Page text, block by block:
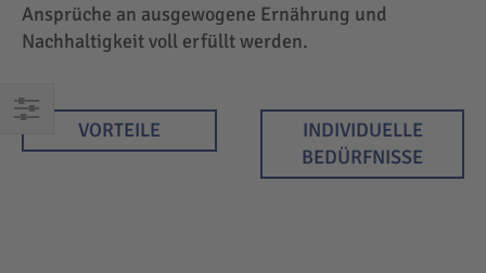
EINKAUFEN
Ansprüche an ausgewogene Ernährung und
Nachhaltigkeit voll erfüllt werden.
VORTEILE
INDIVIDUELLE
BEDÜRFNISSE